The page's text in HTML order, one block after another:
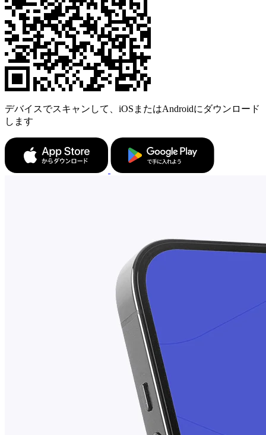
デバイスでスキャンして、iOSまたはAndroidにダウンロード
します